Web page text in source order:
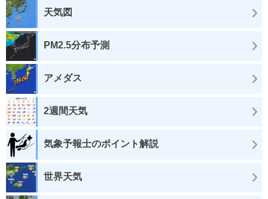
天気図
PM2.5分布予測
アメダス
2週間天気
気象予報士のポイント解説
世界天気